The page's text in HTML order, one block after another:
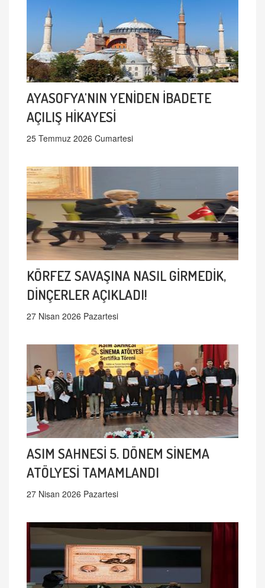
AYASOFYA'NIN YENİDEN İBADETE
AÇILIŞ HİKAYESİ
25 Temmuz 2026 Cumartesi
KÖRFEZ SAVAŞINA NASIL GİRMEDİK,
DİNÇERLER AÇIKLADI!
27 Nisan 2026 Pazartesi
ASIM SAHNESİ 5. DÖNEM SİNEMA
ATÖLYESİ TAMAMLANDI
27 Nisan 2026 Pazartesi